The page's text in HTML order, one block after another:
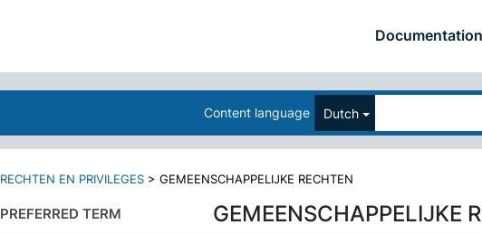
Documentation
Content language Dutch
RECHTEN EN PRIVILEGES > GEMEENSCHAPPELIJKE RECHTEN
PREFERRED TERM GEMEENSCHAPPELIJKE